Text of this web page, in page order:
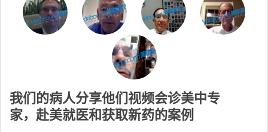
我们的病人分享他们视频会诊美中专
家，赴美就医和获取新药的案例